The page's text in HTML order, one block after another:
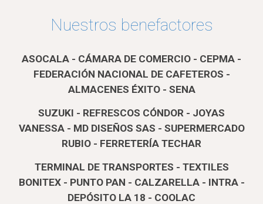
Nuestros benefactores
ASOCALA - CÁMARA DE COMERCIO - CEPMA -
FEDERACIÓN NACIONAL DE CAFETEROS -
ALMACENES ÉXITO - SENA
SUZUKI - REFRESCOS CÓNDOR - JOYAS
VANESSA - MD DISEÑOS SAS - SUPERMERCADO
RUBIO - FERRETERÍA TECHAR
TERMINAL DE TRANSPORTES - TEXTILES
BONITEX - PUNTO PAN - CALZARELLA - INTRA -
DEPÓSITO LA 18 - COOLAC